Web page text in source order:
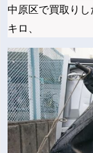
中原区で買取り
キロ、